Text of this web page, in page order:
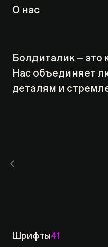
О нас
Болдиталик —
Нас объединяет
деталям и
Шрифты41